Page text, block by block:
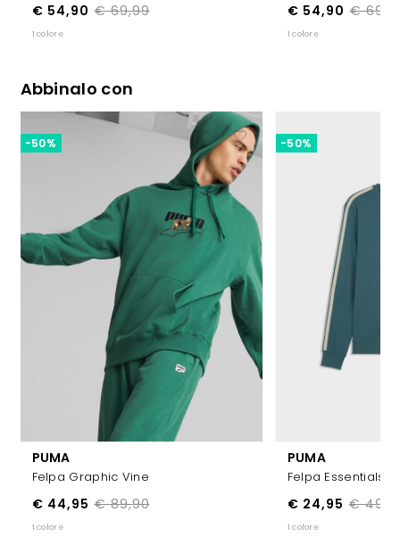
€ 69,99
€ 54,90
1 colore
€
€ 54,90
1 colore
Abbinalo con
PUMA
Felpa Graphic Vine
€ 89,90
€ 44,95
-50%
1 colore
PUMA
Felpa Essentials
€
€ 24,95
-50%
1 colore